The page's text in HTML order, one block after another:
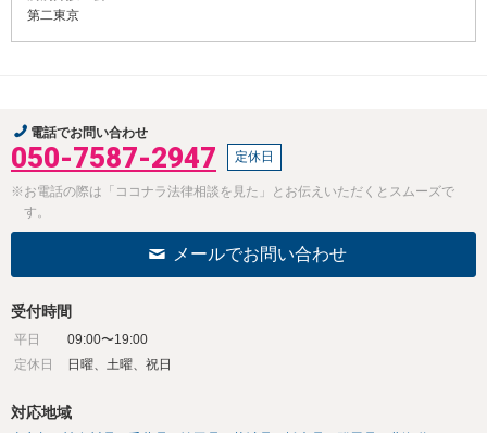
第二東京
電話でお問い合わせ
050-7587-2947 定休日
※お電話の際は「ココナラ法律相談を見た」とお伝えいただくとスムーズで
す。
メールでお問い合わせ
受付時間
平日
09:00〜19:00
定休日
日曜、土曜、祝日
対応地域